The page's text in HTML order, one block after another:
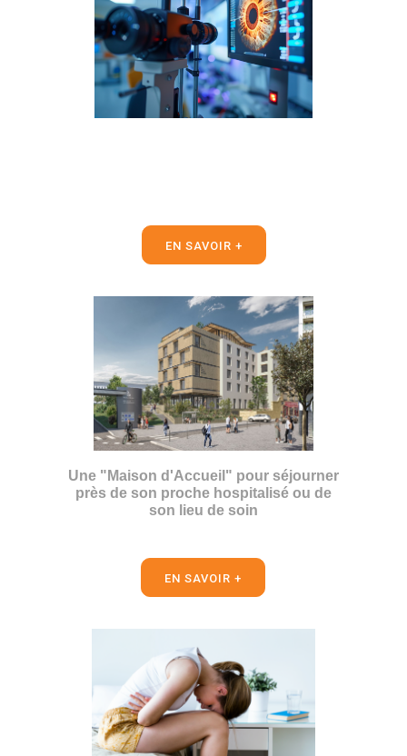
EN SAVOIR +
Une "Maison d'Accueil" pour séjourner
près de son proche hospitalisé ou de
son lieu de soin
EN SAVOIR +